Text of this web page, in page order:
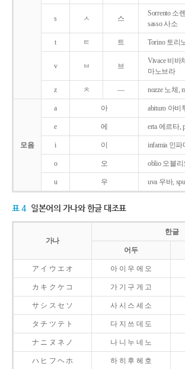
s ㅅ 스
Sorrento 소
sasso 사소
t ㅌ 트 Torino 토리
v ㅂ 브
Vivace 비바
마노브라
z ㅊ ― nozze 노체,
모음
a 아 abituro 아비
e 에 erta 에르타,
i 이 infamia 인파
o 오 oblio 오블리
u 우 uva 우바,
표 4 일본어의 가나와 한글 대조표
가나
한글
어두
ア イ ウ エ オ 아 이 우 에 오
カ キ ク ケ コ 가 기 구 게 고
サ シ ス セ ソ 사 시 스 세 소
タ チ ツ テ ト 다 지 쓰 데 도
ナ ニ ヌ ネ ノ 나 니 누 네 노
ハ ヒ フ ヘ ホ 하 히 후 헤 호